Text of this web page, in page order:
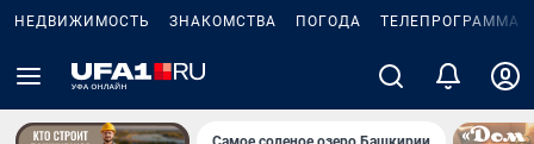
НЕДВИЖИМОСТЬ ЗНАКОМСТВА ПОГОДА ТЕЛЕПРОГРАММА